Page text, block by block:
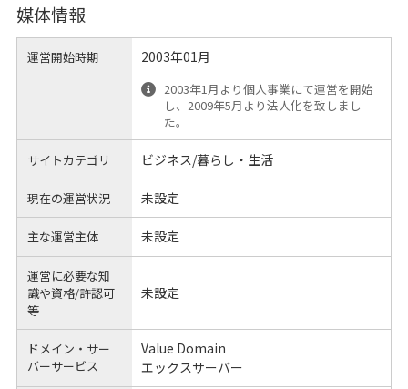
媒体情報
運営開始時期 2003年01月
2003年1月より個人事業にて運営を開始
し、2009年5月より法人化を致しまし
た。
サイトカテゴリ ビジネス/暮らし・生活
現在の運営状況 未設定
主な運営主体 未設定
運営に必要な知
識や資格/許認可
等
未設定
ドメイン・サー
バーサービス
Value Domain
エックスサーバー